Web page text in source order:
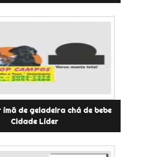
de geladeira chá de bebe
Cidade Líder